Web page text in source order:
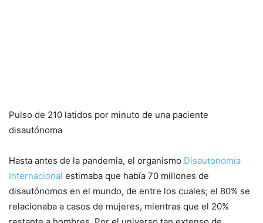
Pulso de 210 latidos por minuto de una paciente
disautónoma
Hasta antes de la pandemia, el organismo Disautonomía
Internacional estimaba que había 70 millones de
disautónomos en el mundo, de entre los cuales; el 80% se
relacionaba a casos de mujeres, mientras que el 20%